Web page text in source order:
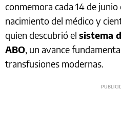
conmemora cada 14 de junio
nacimiento del médico y
quien descubrió el sistema
ABO, un avance
transfusiones modernas.